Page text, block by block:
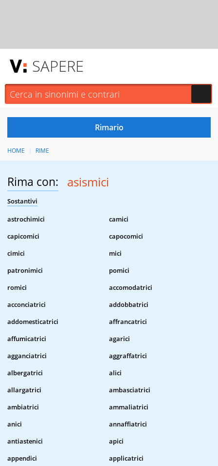
SAPERE
HOME RIME
Rima con: asismici
Sostantivi
astrochimici
camici
capicomici
capocomici
cimici
mici
patronimici
pomici
romici
accomodatrici
acconciatrici
addobbatrici
addomesticatrici
affrancatrici
affumicatrici
agarici
agganciatrici
aggraffatrici
albergatrici
alici
allargatrici
ambasciatrici
ambiatrici
ammaliatrici
anici
annaffiatrici
antiastenici
apici
appendici
applicatrici